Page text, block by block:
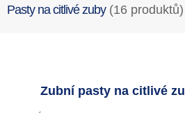
Pasty na citlivé zuby (16 produktů)
Zubní pasty na citlivé